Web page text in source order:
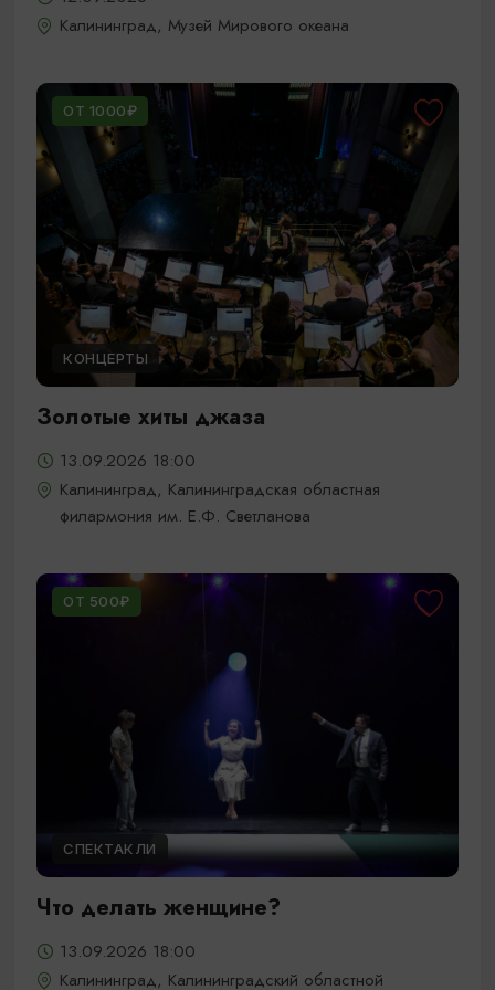
Калининград, Музей Мирового океана
ОТ 1000₽
КОНЦЕРТЫ
Золотые хиты джаза
13.09.2026 18:00
Калининград, Калининградская областная
филармония им. Е.Ф. Светланова
ОТ 500₽
СПЕКТАКЛИ
Что делать женщине?
13.09.2026 18:00
Калининград, Калининградский областной